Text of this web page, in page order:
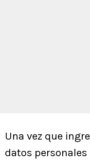
Una vez que
datos personales